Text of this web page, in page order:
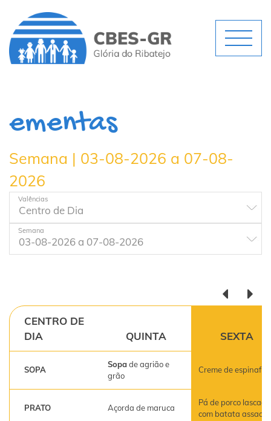
ementas
Semana | 03-08-2026 a 07-08-
2026
Valências
Semana
CENTRO DE
DIA
QUINTA SEXTA
SOPA
Sopade agrião e
grão
Creme de
PRATO Açorda de maruca
Pá de porco lascada
com batata assada